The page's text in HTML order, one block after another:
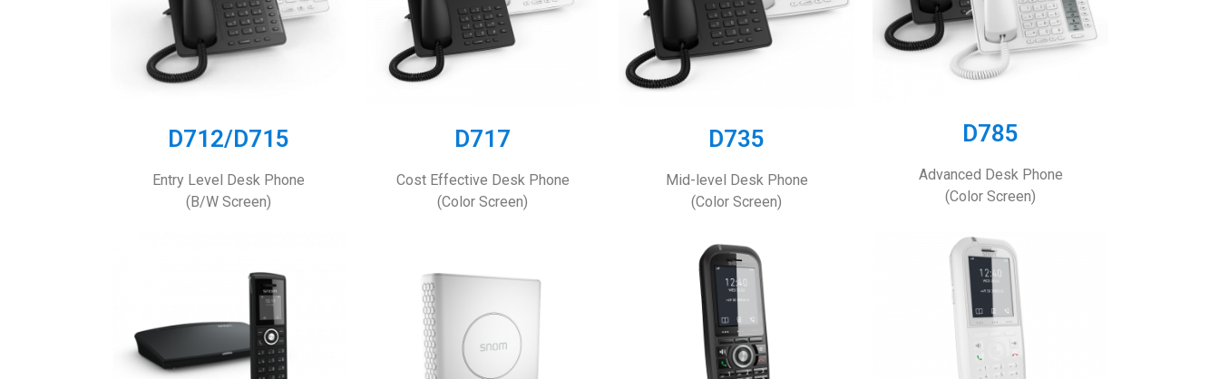
D712/D715
Entry Level Desk Phone
(B/W Screen)
D717
Cost Effective Desk Phone
(Color Screen)
D735
Mid-level Desk Phone
(Color Screen)
D785
Advanced Desk Phone
(Color Screen)